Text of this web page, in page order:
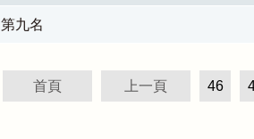
第九名
首頁 上一頁 46